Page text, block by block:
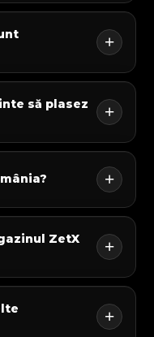
să plasez
ZetX